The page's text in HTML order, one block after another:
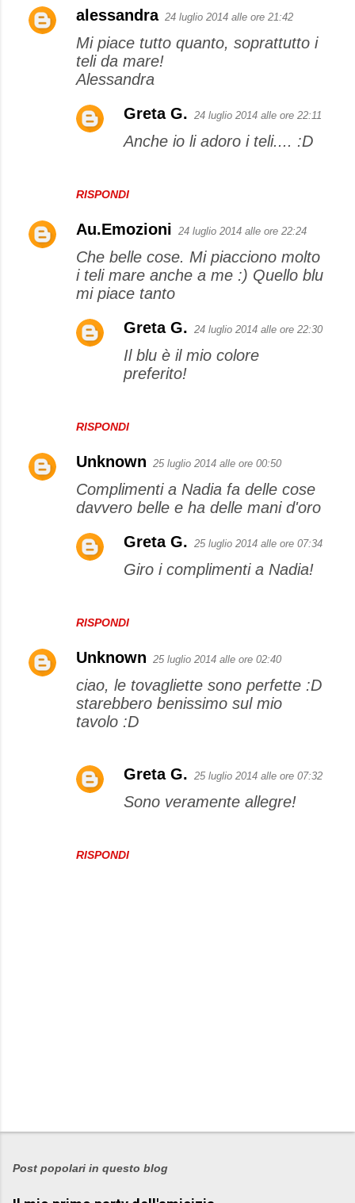
alessandra 24 luglio 2014 alle ore 21:42
Mi piace tutto quanto, soprattutto i
teli da mare!
Alessandra
RISPONDI
Greta G. 24 luglio 2014 alle ore 22:11
Anche io li adoro i teli.... :D
Au.Emozioni 24 luglio 2014 alle ore 22:24
Che belle cose. Mi piacciono molto
i teli mare anche a me :) Quello blu
mi piace tanto
RISPONDI
Greta G. 24 luglio 2014 alle ore 22:30
Il blu è il mio colore
preferito!
Unknown 25 luglio 2014 alle ore 00:50
Complimenti a Nadia fa delle cose
davvero belle e ha delle mani d'oro
RISPONDI
Greta G. 25 luglio 2014 alle ore 07:34
Giro i complimenti a Nadia!
Unknown 25 luglio 2014 alle ore 02:40
ciao, le tovagliette sono perfette :D
starebbero benissimo sul mio
tavolo :D
RISPONDI
Greta G. 25 luglio 2014 alle ore 07:32
Sono veramente allegre!
P
s
Post popolari in questo blog